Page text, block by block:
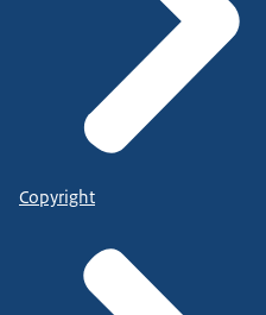
Copyright